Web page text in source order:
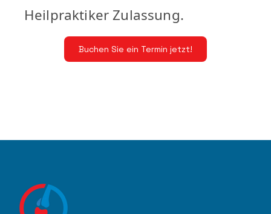
Heilpraktiker Zulassung.
Buchen Sie ein Termin jetzt!